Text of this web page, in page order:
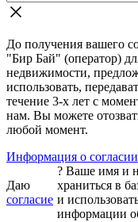
До получения вашего
"Бир Бай" (оператор)
недвижимости,
использовать,
течение 3-х лет с
нам. Вы можете
любой момент.
Информация о
Даю
согласие
? Ваше имя и
храниться в
и
информации